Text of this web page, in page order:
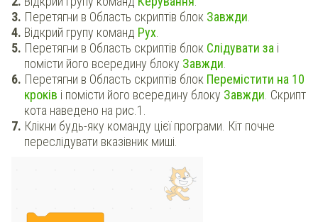
Перетягни в Область скриптів блок Завжди.
Відкрий групу команд Рух.
Перетягни в Область скриптів блок Слідувати за і
помісти його всередину блоку Завжди.
Перетягни в Область скриптів блок Перемістити на 10
кроків і помісти його всередину блоку Завжди. Скрипт
кота наведено на рис.1.
Клікни будь-яку команду цієї програми. Кіт почне
переслідувати вказівник миші.